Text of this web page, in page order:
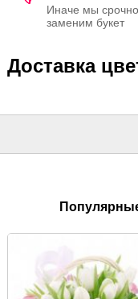
Иначе мы срочно
заменим букет
Доставка